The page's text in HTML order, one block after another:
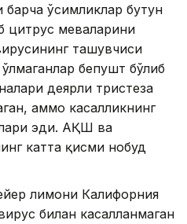
ўсимликлар бутун
цитрус меваларини
ташувчиси
бепушт бўлиб
деярли тристеза
аммо касалликнинг
эди. АҚШ ва
катта қисми нобуд
лимони Калифорния
билан касалланмаган